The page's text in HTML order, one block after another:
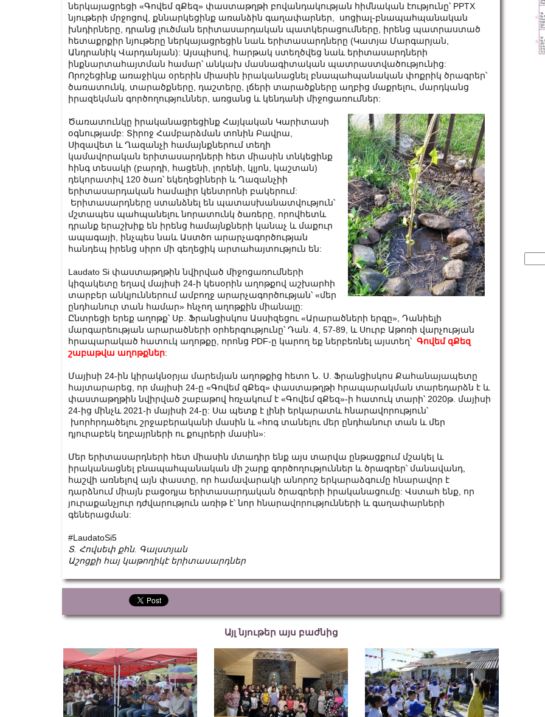
ներկայացրեցի «Գովեմ զՔեզ» փաստաթղթի բովանդակության հիմնական էությունը՝ PPTX
նյութերի մրջոցով, քննարկեցինք առանձին գաղափարներ, սոցիալ-բնապահպանական
խնդիրները, դրանց լուծման երիտասարդական պատկերացումները, իրենց պատրաստած
հետաքրքիր նյութերը ներկայացրեցին նաև երիտասարդները (Կատյա Մարգարյան,
Անդրանիկ Վարդանյան): Այսպիսով, հարթակ ստեղծվեց նաև երիտասարդների
ինքնարտահայտման համար՝ անկախ մասնագիտական պատրաստվածությունից:
Որոշեցինք առաջիկա օրերին միասին իրականացնել բնապահպանական փոքրիկ ծրագրեր՝
ծառատունկ, տարածքները, դաշտերը, լճերի տարածքները աղբից մաքրելու, մարդկանց
իրազեկման գործողություններ, առցանց և կենդանի միջոցառումներ:
Ծառատունկը իրականացրեցինք Հայկական Կարիտասի
օգնությամբ: Տիրոջ Համբարձման տոնին Բավրա,
Սիզավետ և Ղազանչի համայնքներում տեղի
կամավորական երիտասարդների հետ միասին տնկեցինք
հինգ տեսակի (բարդի, հացենի, լորենի, կլյոն, կաշտան)
դեկորատիվ 120 ծառ՝ եկեղեցիների և Ղազանչիի
երիտասարդական համալիր կենտրոնի բակերում:
Երիտասարդները ստանձնել են պատասխանատվություն՝
մշտապես պահպանելու նորատունկ ծառերը, որովհետև
դրանք երաշխիք են իրենց համայնքների կանաչ և մաքուր
ապագայի, ինչպես նաև Աստծո արարչագործության
հանդեպ իրենց սիրո մի գեղեցիկ արտահայտություն են:
Laudato Si փաստաթղթին նվիրված միջոցառումների
կիզակետը եղավ մայիսի 24-ի կեսօրին աղոթքով աշխարհի
տարբեր անկյուններում ամբողջ արարչագործության՝ «մեր
ընդհանուր տան համար» հնչող աղոթքին միանալը:
Ընտրեցի երեք աղոթք՝ Սբ. Ֆրանցիսկոս Ասսիզեցու «Արարածների երգը», Դանիելի
մարգարեության արարածների օրհերգությունը՝ Դան. 4, 57-89, և Սուրբ Աթոռի վարչության
հրապարակած հատուկ աղոթքը, որոնց PDF-ը կարող եք ներբեռնել այստեղ՝ Գովեմ զՔեզ
շաբաթվա աղոթքներ:
Մայիսի 24-ին կիրակնօրյա մարեմյան աղոթքից հետո Ն. Ս. Ֆրանցիսկոս Քահանայապետը
հայտարարեց, որ մայիսի 24-ը «Գովեմ զՔեզ» փաստաթղթի հրապարակման տարեդարձն է և
փաստաթղթին նվիրված շաբաթով հռչակում է «Գովեմ զՔեզ»-ի հատուկ տարի՝ 2020թ. մայիսի
24-ից մինչև 2021-ի մայիսի 24-ը: Սա պետք է լինի երկարատև հնարավորություն՝
խորհրդածելու շրջաբերականի մասին և «հոգ տանելու մեր ընդհանուր տան և մեր
դյուրաբեկ եղբայրների ու քույրերի մասին»:
Մեր երիտասարդների հետ միասին մտադիր ենք այս տարվա ընթացքում մշակել և
իրականացնել բնապահպանական մի շարք գործողություններ և ծրագրեր՝ մանավանդ,
հաշվի առնելով այն փաստը, որ համավարակի անորոշ երկարաձգումը հնարավոր է
դարձնում միայն բացօդյա երիտասարդական ծրագրերի իրականացումը: Վստահ ենք, որ
յուրաքանչյուր դժվարություն առիթ է՝ նոր հնարավորությունների և գաղափարների
գեներացման:
#LaudatoSi5
Տ. Հովսեփ քհն. Գալստյան
Աշոցքի հայ կաթողիկէ երիտասարդներ
Այլ նյութեր այս բաժնից
for: